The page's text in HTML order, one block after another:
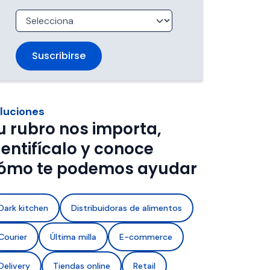
con
de frío y
rubro nos importa,
y conoce
te podemos ayudar
kitchen Distribuidoras de alimentos
Última milla E-commerce
Tiendas online Retail